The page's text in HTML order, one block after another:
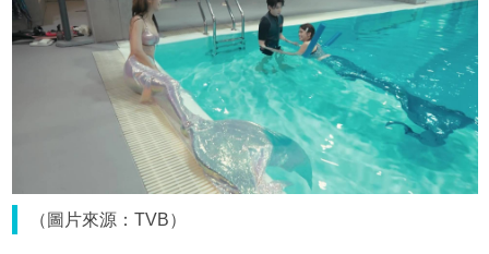
（圖片來源：TVB）